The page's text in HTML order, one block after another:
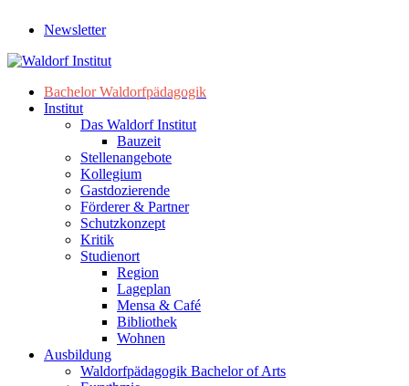
Newsletter
Bachelor Waldorfpädagogik
Institut
Das Waldorf Institut
Bauzeit
Stellenangebote
Kollegium
Gastdozierende
Förderer & Partner
Schutzkonzept
Kritik
Studienort
Region
Lageplan
Mensa & Café
Bibliothek
Wohnen
Ausbildung
Waldorfpädagogik Bachelor of Arts